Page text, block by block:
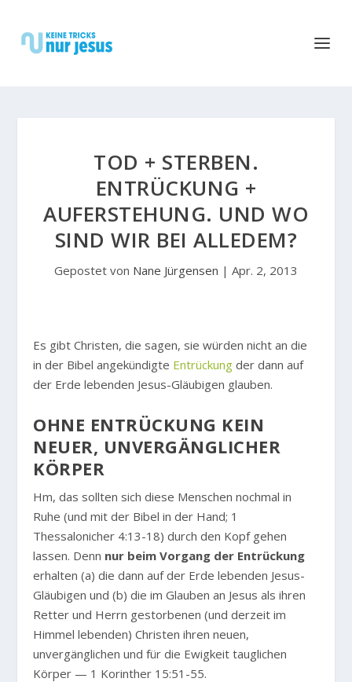
TOD + STERBEN.
ENTRÜCKUNG +
AUFERSTEHUNG. UND WO
SIND WIR BEI ALLEDEM?
Gepostet von Nane Jürgensen | Apr. 2, 2013
Es gibt Christen, die sagen, sie würden nicht an die
in der Bibel angekündigte Entrückung der dann auf
der Erde lebenden Jesus-Gläubigen glauben.
OHNE ENTRÜCKUNG KEIN
NEUER, UNVERGÄNGLICHER
KÖRPER
Hm, das sollten sich diese Menschen nochmal in
Ruhe (und mit der Bibel in der Hand; 1
Thessalonicher 4:13-18) durch den Kopf gehen
lassen. Denn nur beim Vorgang der Entrückung
erhalten (a) die dann auf der Erde lebenden Jesus-
Gläubigen und (b) die im Glauben an Jesus als ihren
Retter und Herrn gestorbenen (und derzeit im
Himmel lebenden) Christen ihren neuen,
unvergänglichen und für die Ewigkeit tauglichen
Körper — 1 Korinther 15:51-55.